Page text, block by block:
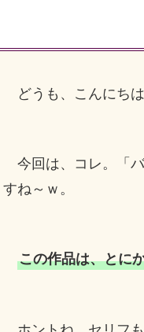
どうも、こんにちは
今回は、コレ。「
すね～ｗ。
この作品は、とに